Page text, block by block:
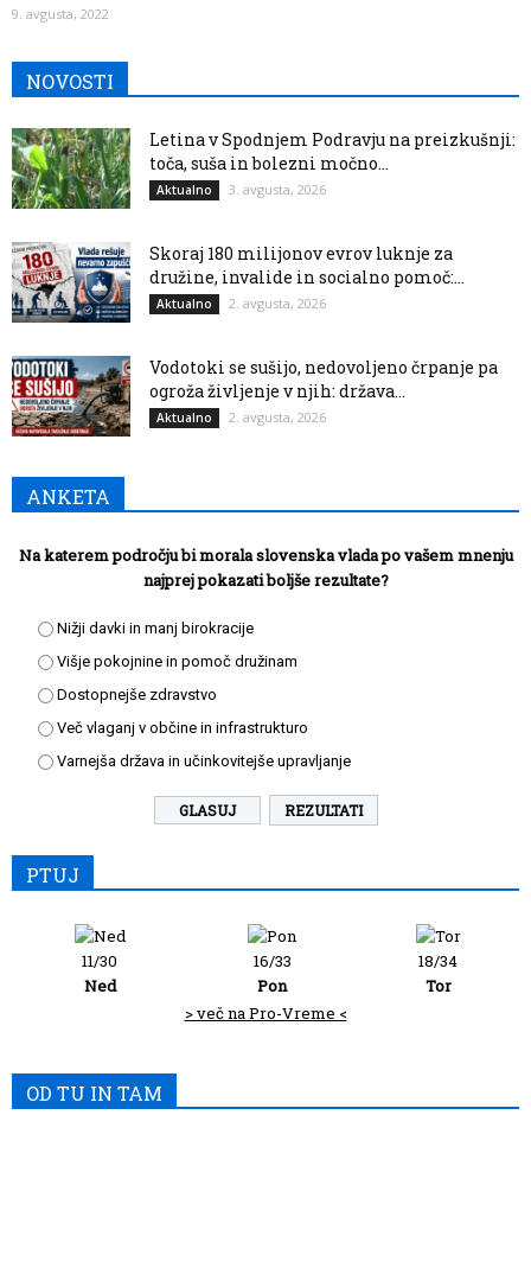
9. avgusta, 2022
NOVOSTI
Letina v Spodnjem Podravju na preizkušnji:
toča, suša in bolezni močno...
Aktualno 3. avgusta, 2026
Skoraj 180 milijonov evrov luknje za
družine, invalide in socialno pomoč:...
Aktualno 2. avgusta, 2026
Vodotoki se sušijo, nedovoljeno črpanje pa
ogroža življenje v njih: država...
Aktualno 2. avgusta, 2026
ANKETA
Na katerem področju bi morala slovenska vlada po vašem mnenju
najprej pokazati boljše rezultate?
Nižji davki in manj birokracije
Višje pokojnine in pomoč družinam
Dostopnejše zdravstvo
Več vlaganj v občine in infrastrukturo
Varnejša država in učinkovitejše upravljanje
REZULTATI
PTUJ
11/30
Ned
16/33
Pon
18/34
Tor
> več na Pro-Vreme <
OD TU IN TAM